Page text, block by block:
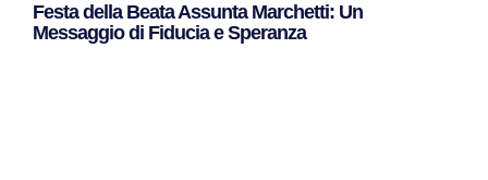
Festa della Beata Assunta Marchetti: Un
Messaggio di Fiducia e Speranza